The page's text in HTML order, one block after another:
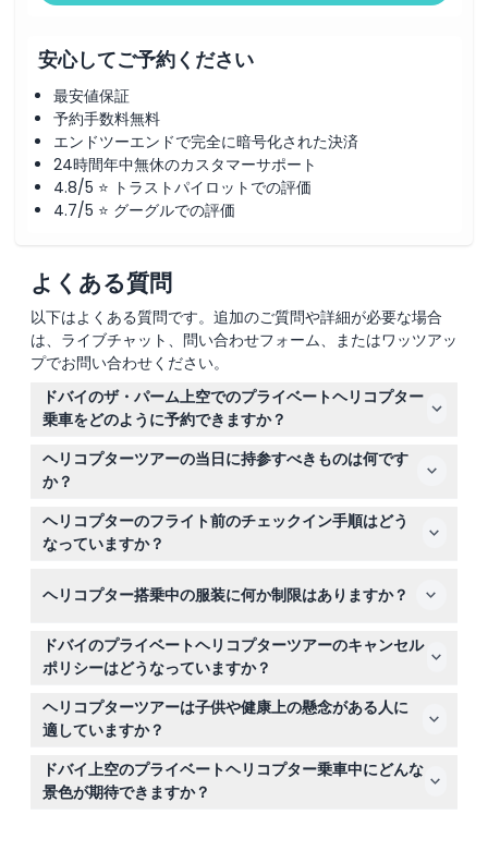
安心してご予約ください
最安値保証
予約手数料無料
エンドツーエンドで完全に暗号化された決済
24時間年中無休のカスタマーサポート
4.8/5 ⭐ トラストパイロットでの評価
4.7/5 ⭐ グーグルでの評価
よくある質問
以下はよくある質問です。追加のご質問や詳細が必要な場合
は、ライブチャット、問い合わせフォーム、またはワッツアッ
プでお問い合わせください。
ドバイのザ・パーム上空でのプライベートヘリコプター
乗車をどのように予約できますか？
こちらのウェブサイトで簡単にプライベートヘリコプター
乗車をオンラインで予約でき、空き状況の確認や希望のフ
ライト時間の選択も可能です。
ヘリコプターツアーの当日に持参すべきものは何です
か？
チェックインのためにオリジナルのパスポートまたは公式
の写真付き身分証明書を必ず持参してください。また、素
晴らしい空中の景色を撮影するためのサングラスとスマー
トフォンまたはカメラのみをお持ちください。
ヘリコプターのフライト前のチェックイン手順はどう
なっていますか？
イトの少なくとも45分前に到着し、チェックイン、体重
ヘリコプター搭乗中の服装に何か制限はありますか？
軽くて快適な服装を着用してください。ただし、安全上の
理由からスカーフや帽子の持ち込みはできません。
ドバイのプライベートヘリコプターツアーのキャンセル
ポリシーはどうなっていますか？
フライトの48時間前までのキャンセルは無料です。48時
間以内のキャンセルは50％の料金がかかり、24時間以内
は全額が請求されます。24時間以上前のリスケジュール
は無料で対応可能です。
ヘリコプターツアーは子供や健康上の懸念がある人に
適していますか？
子供もツアーに参加できますが、フライトには安全のため
の体重測定と説明が含まれるため、健康上の懸念がある方
は飛行と立っていることに不安がないかご検討ください。
ドバイ上空のプライベートヘリコプター乗車中にどんな
景色が期待できますか？